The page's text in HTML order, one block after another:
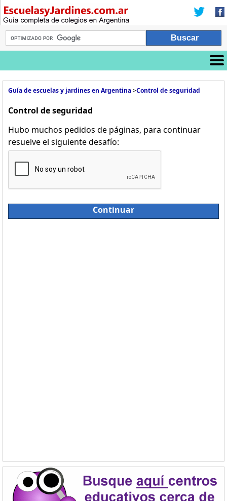
Guía de escuelas y jardines en Argentina>Control de seguridad
Control de seguridad
Hubo muchos pedidos de páginas, para continuar
resuelve el siguiente desafío:
Continuar